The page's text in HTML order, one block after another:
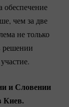
чем за две
не только
решении
и Словении
Киев.